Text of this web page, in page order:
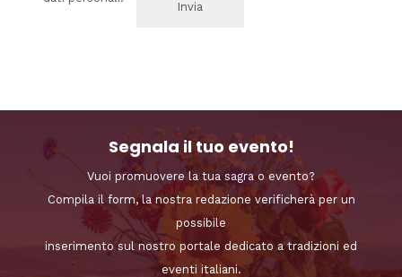
Segnala il tuo evento!
Vuoi promuovere la tua sagra o evento?
Compila il form, la nostra redazione verificherà per un
possibile
inserimento sul nostro portale dedicato a tradizioni ed
eventi italiani.